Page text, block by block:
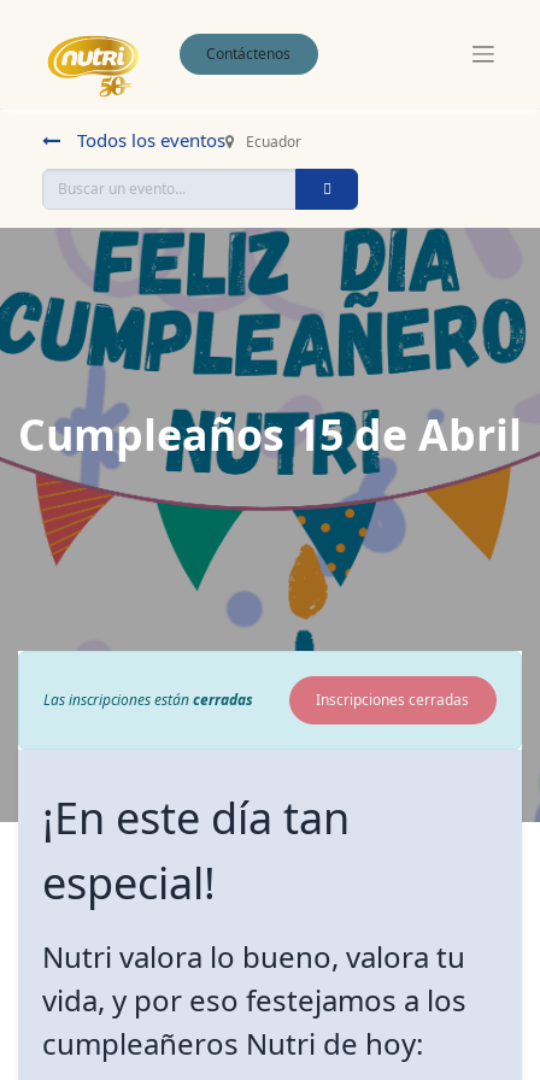
Contáctenos
Todos los eventos Ecuador
Cumpleaños 15 de Abril
Las inscripciones estáncerradas Inscripciones cerradas
¡En este día tan
especial!
Nutri valora lo bueno, valora tu
vida, y por eso festejamos a los
cumpleañeros Nutri de hoy: